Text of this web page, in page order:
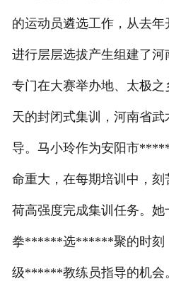
的运动员遴选工作，从去年
进行层层选拔产生组建了河
专门在大赛举办地、太极
天的封闭式集训，河南省
导。马小玲作为安阳市
命重大，在每期培训中，
荷高强度完成集训任务。
拳******选******聚的时刻
级******教练员指导的机会